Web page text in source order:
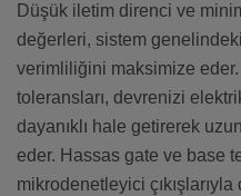
Düşük iletim direnci ve
değerleri, sistem
verimliliğini maksimize
toleransları, devrenizi
dayanıklı hale getirerek
eder. Hassas gate ve base
mikrodenetleyici